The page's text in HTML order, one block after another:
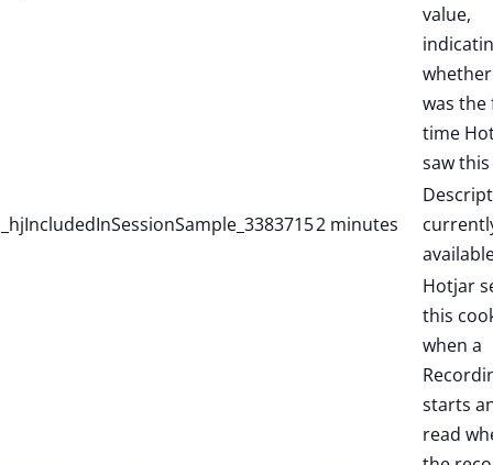
value,
was the
time
saw
_hjIncludedInSessionSample_33837152 minutes
Hotjar
this
when a
starts
read